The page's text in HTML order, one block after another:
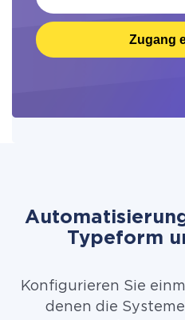
Zugang
Typeform
Konfigurieren Sie
denen die